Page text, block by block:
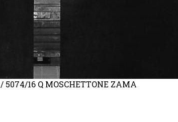
/ 5074/16 Q MOSCHETTONE ZAMA